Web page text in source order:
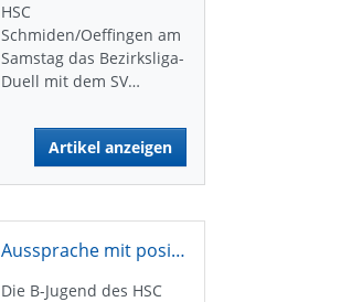
HSC
Schmiden/Oeffingen am
Samstag das Bezirksliga-
Duell mit dem SV…
Artikel anzeigen
Aussprache mit positivem Effekt
Die B-Jugend des HSC